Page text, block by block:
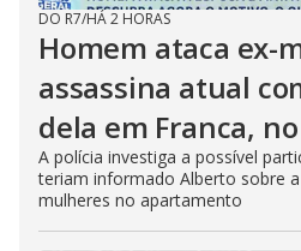
DO R7/HÁ 2 HORAS
Homem ataca ex-
assassina atual
dela em Franca,
A polícia investiga a possível
teriam informado Alberto sobre
mulheres no apartamento